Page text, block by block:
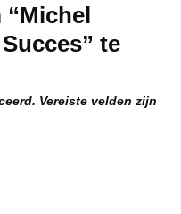
“Michel
te
Vereiste velden zijn